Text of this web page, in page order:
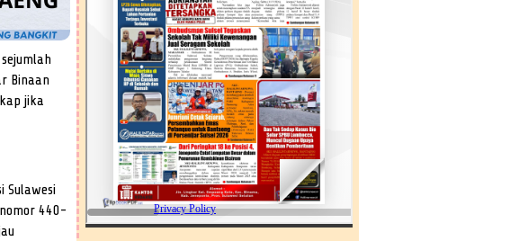
Binaan
jika
Sulawesi
440-